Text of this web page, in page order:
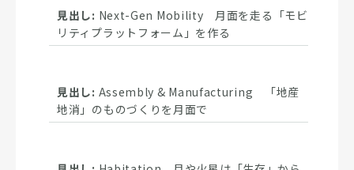
Next-Gen Mobility 月面を走る「モビ
リティプラットフォーム」を作る
Assembly & Manufacturing 「地産
地消」のものづくりを月面で